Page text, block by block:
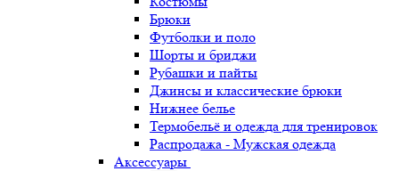
Брюки
Футболки и поло
Шорты и бриджи
Рубашки и пайты
Джинсы и классические брюки
Нижнее белье
Термобельё и одежда для тренировок
Распродажа - Мужская одежда
Аксессуары